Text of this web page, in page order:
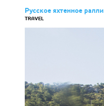
Русское яхтенное ралли
TRAVEL